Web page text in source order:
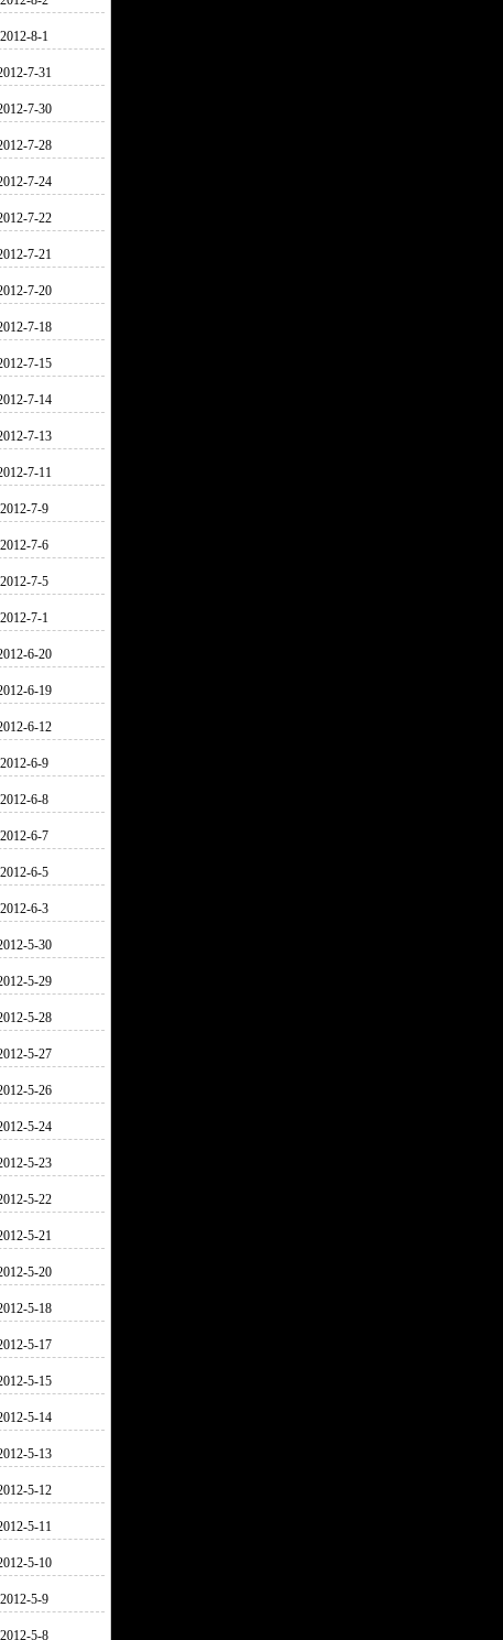
2012-8-1
7-31
7-30
7-28
7-24
7-22
7-21
7-20
7-18
7-15
7-14
7-13
7-11
2012-7-9
2012-7-6
2012-7-5
2012-7-1
6-20
6-19
6-12
2012-6-9
2012-6-8
2012-6-7
2012-6-5
2012-6-3
5-30
5-29
5-28
5-27
5-26
5-24
5-23
5-22
5-21
5-20
5-18
5-17
5-15
5-14
5-13
5-12
5-11
5-10
2012-5-9
2012-5-8